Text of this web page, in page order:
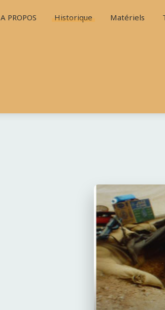
A PROPOS Historique Matériels